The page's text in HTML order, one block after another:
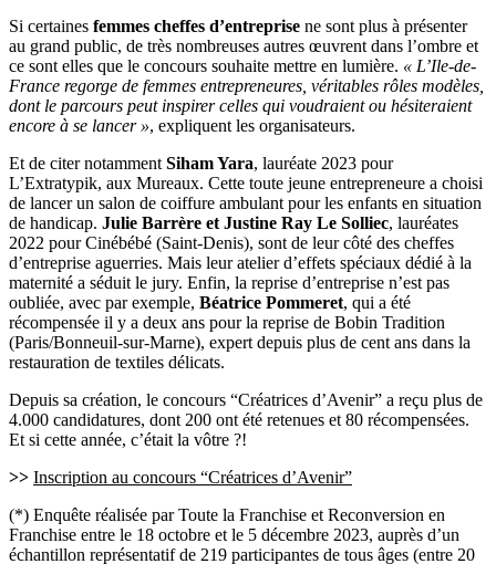
Si certaines femmes cheffes d’entreprise ne sont plus à présenter
au grand public, de très nombreuses autres œuvrent dans l’ombre et
ce sont elles que le concours souhaite mettre en lumière. « L’Ile-de-
France regorge de femmes entrepreneures, véritables rôles modèles,
dont le parcours peut inspirer celles qui voudraient ou hésiteraient
encore à se lancer », expliquent les organisateurs.
Et de citer notamment Siham Yara, lauréate 2023 pour
L’Extratypik, aux Mureaux. Cette toute jeune entrepreneure a choisi
de lancer un salon de coiffure ambulant pour les enfants en situation
de handicap. Julie Barrère et Justine Ray Le Solliec, lauréates
2022 pour Cinébébé (Saint-Denis), sont de leur côté des cheffes
d’entreprise aguerries. Mais leur atelier d’effets spéciaux dédié à la
maternité a séduit le jury. Enfin, la reprise d’entreprise n’est pas
oubliée, avec par exemple, Béatrice Pommeret, qui a été
récompensée il y a deux ans pour la reprise de Bobin Tradition
(Paris/Bonneuil-sur-Marne), expert depuis plus de cent ans dans la
restauration de textiles délicats.
Depuis sa création, le concours “Créatrices d’Avenir” a reçu plus de
4.000 candidatures, dont 200 ont été retenues et 80 récompensées.
Et si cette année, c’était la vôtre ?!
>> Inscription au concours “Créatrices d’Avenir”
(*) Enquête réalisée par Toute la Franchise et Reconversion en
Franchise entre le 18 octobre et le 5 décembre 2023, auprès d’un
échantillon représentatif de 219 participantes de tous âges (entre 20